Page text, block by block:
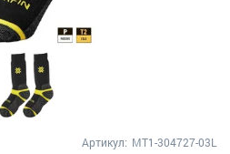
Артикул: MT1-304727-03L